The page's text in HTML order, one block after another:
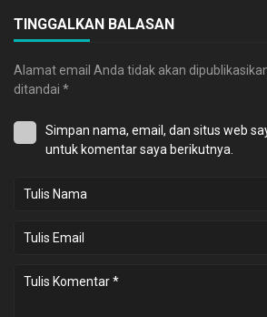
TINGGALKAN BALASAN
Alamat email Anda tidak akan
ditandai *
Simpan nama, email, dan situs web
untuk komentar saya berikutnya.